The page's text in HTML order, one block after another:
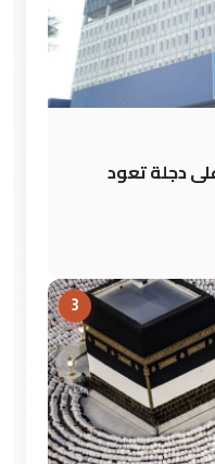
454 تجاوزاً على دجلة تعود
3